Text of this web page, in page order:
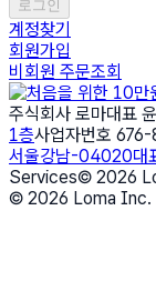
로그인
계정찾기
회원가입
비회원 주문조회
주식회사 로마대표
1층사업자번호
서울강남-04020대
Services© 2026
© 2026 Loma Inc.